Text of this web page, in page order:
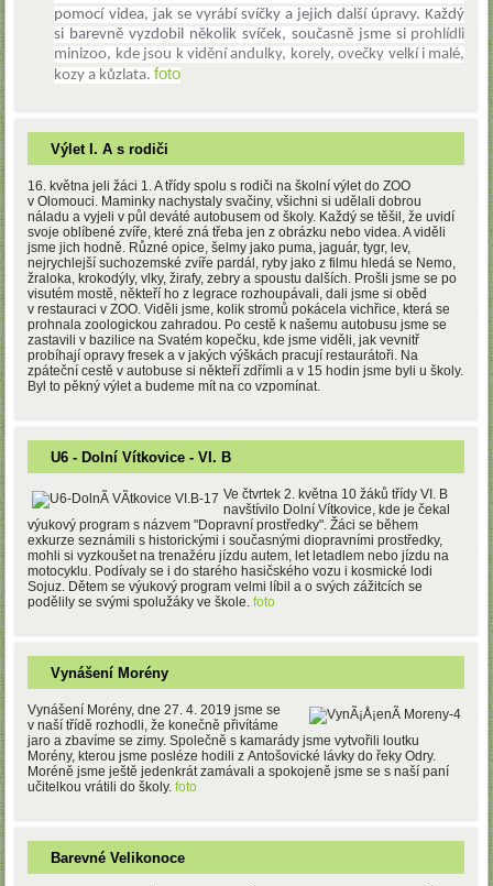
pomocí videa, jak se vyrábí svíčky a jejich další úpravy. Každý
si barevně vyzdobil několik svíček, současně jsme si prohlídli
minizoo, kde jsou k vidění andulky, korely, ovečky velkí i malé,
kozy a kůzlata.foto
Výlet I. A s rodiči
16. května jeli žáci 1. A třídy spolu s rodiči na školní výlet do ZOO
v Olomouci. Maminky nachystaly svačiny, všichni si udělali dobrou
náladu a vyjeli v půl deváté autobusem od školy. Každý se těšil, že uvidí
svoje oblíbené zvíře, které zná třeba jen z obrázku nebo videa. A viděli
jsme jich hodně. Různé opice, šelmy jako puma, jaguár, tygr, lev,
nejrychlejší suchozemské zvíře pardál, ryby jako z filmu hledá se Nemo,
žraloka, krokodýly, vlky, žirafy, zebry a spoustu dalších. Prošli jsme se po
visutém mostě, někteří ho z legrace rozhoupávali, dali jsme si oběd
v restauraci v ZOO. Viděli jsme, kolik stromů pokácela vichřice, která se
prohnala zoologickou zahradou. Po cestě k našemu autobusu jsme se
zastavili v bazilice na Svatém kopečku, kde jsme viděli, jak vevnitř
probíhají opravy fresek a v jakých výškách pracují restaurátoři. Na
zpáteční cestě v autobuse si někteří zdřímli a v 15 hodin jsme byli u školy.
Byl to pěkný výlet a budeme mít na co vzpomínat.
U6 - Dolní Vítkovice - VI. B
Ve čtvrtek 2. května 10 žáků třídy VI. B
navštívilo Dolní Vítkovice, kde je čekal
výukový program s názvem "Dopravní prostředky". Žáci se během
exkurze seznámili s historickými i současnými diopravními prostředky,
mohli si vyzkoušet na trenažéru jízdu autem, let letadlem nebo jízdu na
motocyklu. Podívaly se i do starého hasičského vozu i kosmické lodi
Sojuz. Dětem se výukový program velmi líbil a o svých zážitcích se
podělily se svými spolužáky ve škole.foto
Vynášení Morény
Vynášení Morény, dne 27. 4. 2019 jsme se
v naší třídě rozhodli, že konečně přivítáme
jaro a zbavíme se zimy. Společně s kamarády jsme vytvořili loutku
Morény, kterou jsme posléze hodili z Antošovické lávky do řeky Odry.
Moréně jsme ještě jedenkrát zamávali a spokojeně jsme se s naší paní
učitelkou vrátili do školy.foto
Barevné Velikonoce